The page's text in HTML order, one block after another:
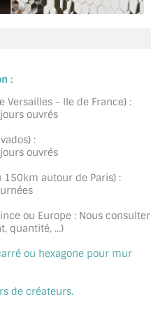
:
Versailles - Ile de France) :
ouvrés
:
ouvrés
150km autour de Paris) :
ou Europe : Nous consulter
quantité, ...)
ou hexagone pour mur
de créateurs.